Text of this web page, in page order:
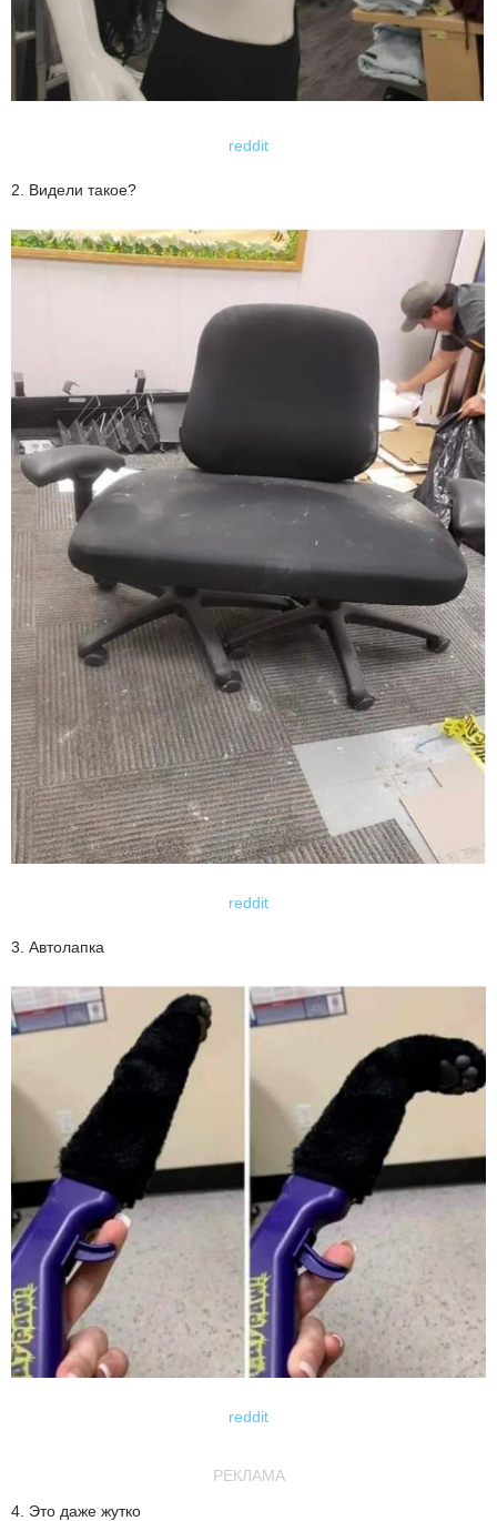
reddit
2. Видели такое?
reddit
3. Автолапка
reddit
РЕКЛАМА
4. Это даже жутко